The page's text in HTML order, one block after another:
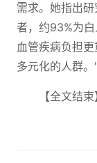
需求。她指出
者，约93%为
血管疾病负担
多元化的人群。
【全文结束